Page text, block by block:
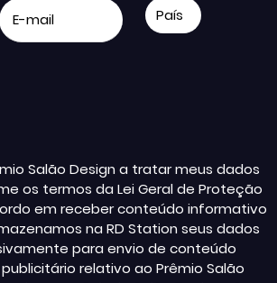
Salão Design a tratar meus dados
os termos da Lei Geral de Proteção
em receber conteúdo informativo
na RD Station seus dados
para envio de conteúdo
relativo ao Prêmio Salão